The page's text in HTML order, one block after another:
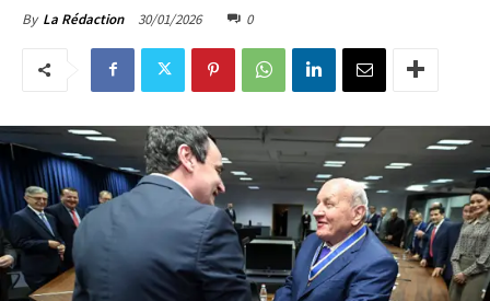
By La Rédaction 30/01/2026 0